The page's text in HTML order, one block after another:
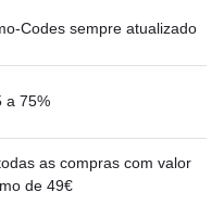
Codes sempre atualizado
a 75%
as compras com valor
de 49€